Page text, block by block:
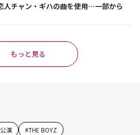
人チャン・ギハの曲を使用…一部から
もっと見る
演 #THE BOYZ